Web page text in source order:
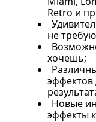
Retro и
не
хочешь;
эффектов
Новые
эффекты